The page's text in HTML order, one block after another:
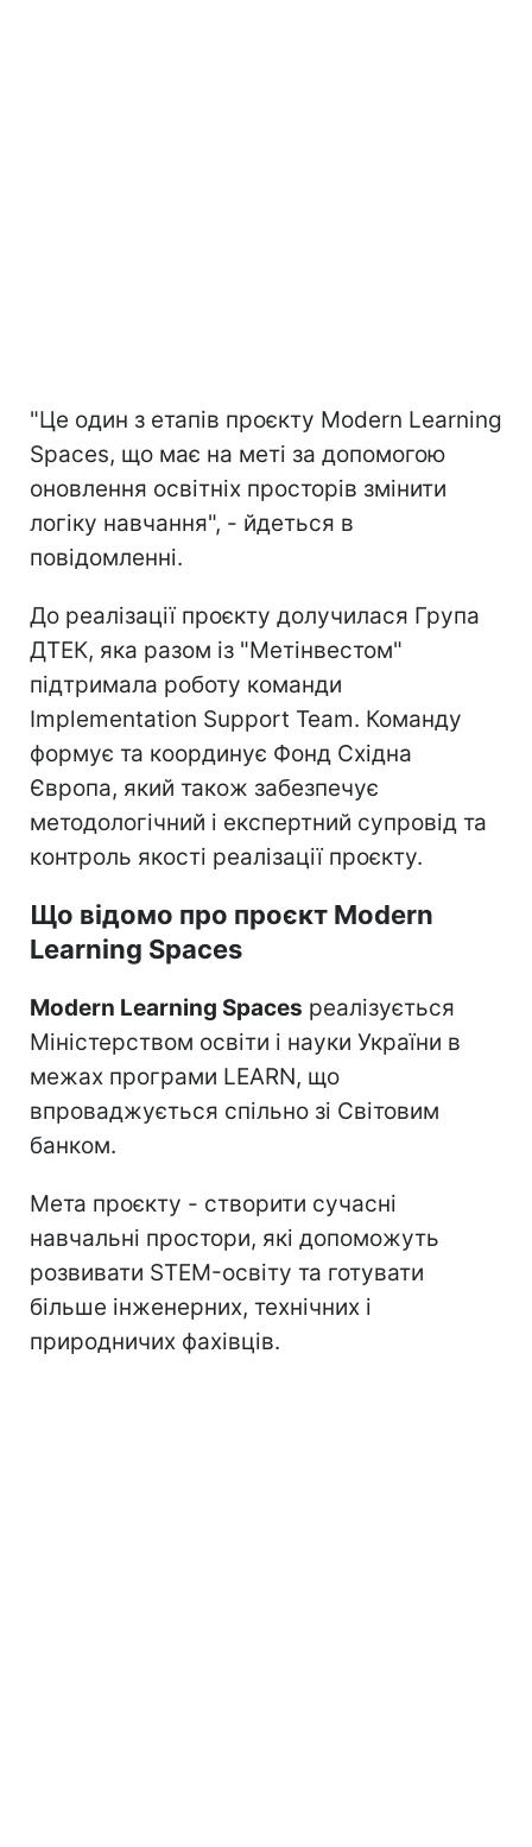
"Це один з етапів проєкту Modern Learning
Spaces, що має на меті за допомогою
оновлення освітніх просторів змінити
логіку навчання", - йдеться в
повідомленні.
До реалізації проєкту долучилася Група
ДТЕК, яка разом із "Метінвестом"
підтримала роботу команди
Implementation Support Team. Команду
формує та координує Фонд Східна
Європа, який також забезпечує
методологічний і експертний супровід та
контроль якості реалізації проєкту.
Що відомо про проєкт Modern
Learning Spaces
Modern Learning Spaces реалізується
Міністерством освіти і науки України в
межах програми LEARN, що
впроваджується спільно зі Світовим
банком.
Мета проєкту - створити сучасні
навчальні простори, які допоможуть
розвивати STEM-освіту та готувати
більше інженерних, технічних і
природничих фахівців.